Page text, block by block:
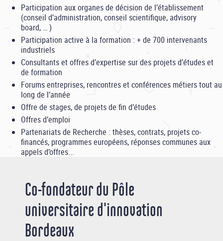
Participation aux organes de décision de l’établissement
(conseil d’administration, conseil scientifique, advisory
board, … )
Participation active à la formation : + de 700 intervenants
industriels
Consultants et offres d’expertise sur des projets d’études et
de formation
Forums entreprises, rencontres et conférences métiers tout au
long de l’année
Offre de stages, de projets de fin d’études
Offres d’emploi
Partenariats de Recherche : thèses, contrats, projets co-
financés, programmes européens, réponses communes aux
appels d’offres...
Co-fondateur du Pôle
universitaire d'innovation
Bordeaux